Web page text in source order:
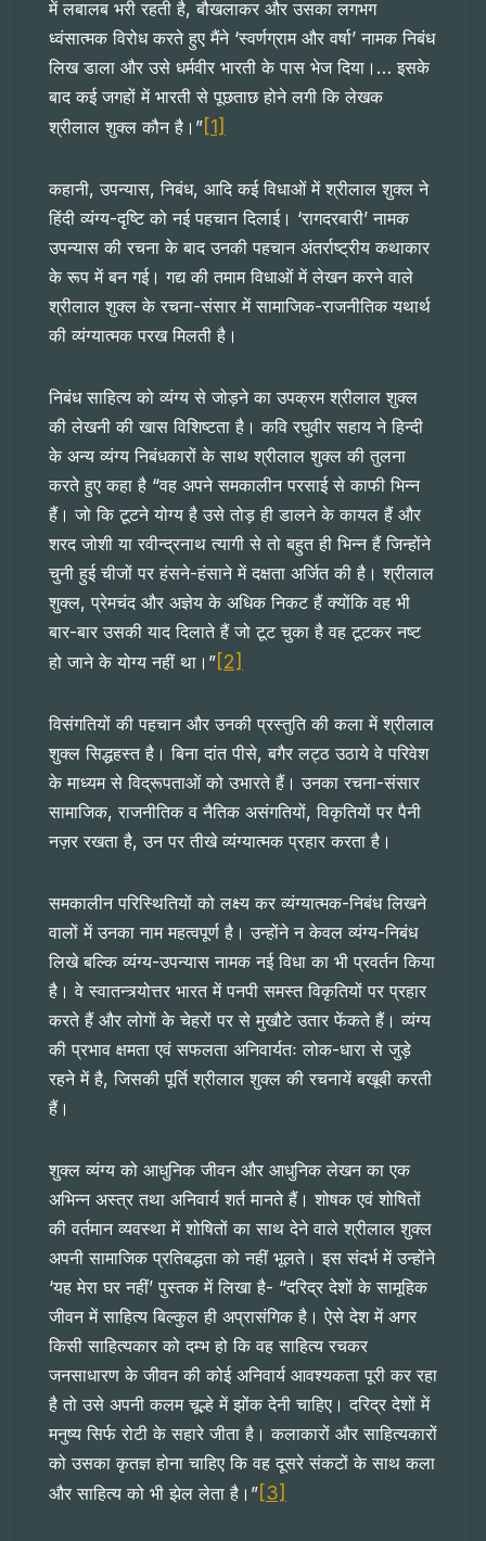
में लबालब भरी रहती है, बौखलाकर और उसका लगभग
ध्वंसात्मक विरोध करते हुए मैंने ‘स्वर्णग्राम और वर्षा’ नामक निबंध
लिख डाला और उसे धर्मवीर भारती के पास भेज दिया।… इसके
बाद कई जगहों में भारती से पूछताछ होने लगी कि लेखक
श्रीलाल शुक्ल कौन है।” [1]
कहानी, उपन्यास, निबंध, आदि कई विधाओं में श्रीलाल शुक्ल ने
हिंदी व्यंग्य-दृष्टि को नई पहचान दिलाई। ‘रागदरबारी’ नामक
उपन्यास की रचना के बाद उनकी पहचान अंतर्राष्ट्रीय कथाकार
के रूप में बन गई। गद्य की तमाम विधाओं में लेखन करने वाले
श्रीलाल शुक्ल के रचना-संसार में सामाजिक-राजनीतिक यथार्थ
की व्यंग्यात्मक परख मिलती है।
निबंध साहित्य को व्यंग्य से जोड़ने का उपक्रम श्रीलाल शुक्ल
की लेखनी की खास विशिष्टता है। कवि रघुवीर सहाय ने हिन्दी
के अन्य व्यंग्य निबंधकारों के साथ श्रीलाल शुक्ल की तुलना
करते हुए कहा है “वह अपने समकालीन परसाई से काफी भिन्न
हैं। जो कि टूटने योग्य है उसे तोड़ ही डालने के कायल हैं और
शरद जोशी या रवीन्द्रनाथ त्यागी से तो बहुत ही भिन्न हैं जिन्होंने
चुनी हुई चीजों पर हंसने-हंसाने में दक्षता अर्जित की है। श्रीलाल
शुक्ल, प्रेमचंद और अज्ञेय के अधिक निकट हैं क्योंकि वह भी
बार-बार उसकी याद दिलाते हैं जो टूट चुका है वह टूटकर नष्ट
हो जाने के योग्य नहीं था।” [2]
विसंगतियों की पहचान और उनकी प्रस्तुति की कला में श्रीलाल
शुक्ल सिद्धहस्त है। बिना दांत पीसे, बगैर लट्ठ उठाये वे परिवेश
के माध्यम से विद्रूपताओं को उभारते हैं। उनका रचना-संसार
सामाजिक, राजनीतिक व नैतिक असंगतियों, विकृतियों पर पैनी
नज़र रखता है, उन पर तीखे व्यंग्यात्मक प्रहार करता है।
समकालीन परिस्थितियों को लक्ष्य कर व्यंग्यात्मक-निबंध लिखने
वालों में उनका नाम महत्वपूर्ण है। उन्होंने न केवल व्यंग्य-निबंध
लिखे बल्कि व्यंग्य-उपन्यास नामक नई विधा का भी प्रवर्तन किया
है। वे स्वातन्त्र्योत्तर भारत में पनपी समस्त विकृतियों पर प्रहार
करते हैं और लोगों के चेहरों पर से मुखौटे उतार फेंकते हैं। व्यंग्य
की प्रभाव क्षमता एवं सफलता अनिवार्यतः लोक-धारा से जुड़े
रहने में है, जिसकी पूर्ति श्रीलाल शुक्ल की रचनायें बखूबी करती
हैं।
शुक्ल व्यंग्य को आधुनिक जीवन और आधुनिक लेखन का एक
अभिन्न अस्त्र तथा अनिवार्य शर्त मानते हैं। शोषक एवं शोषितों
की वर्तमान व्यवस्था में शोषितों का साथ देने वाले श्रीलाल शुक्ल
अपनी सामाजिक प्रतिबद्धता को नहीं भूलते। इस संदर्भ में उन्होंने
‘यह मेरा घर नहीं’ पुस्तक में लिखा है- “दरिद्र देशों के सामूहिक
जीवन में साहित्य बिल्कुल ही अप्रासंगिक है। ऐसे देश में अगर
किसी साहित्यकार को दम्भ हो कि वह साहित्य रचकर
जनसाधारण के जीवन की कोई अनिवार्य आवश्यकता पूरी कर रहा
है तो उसे अपनी कलम चूल्हे में झोंक देनी चाहिए। दरिद्र देशों में
मनुष्य सिर्फ रोटी के सहारे जीता है। कलाकारों और साहित्यकारों
को उसका कृतज्ञ होना चाहिए कि वह दूसरे संकटों के साथ कला
और साहित्य को भी झेल लेता है।” [3]